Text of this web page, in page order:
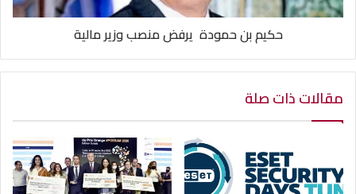
حكيم بن حمودة يرفض منصب وزير مالية
مقالات ذات صلة